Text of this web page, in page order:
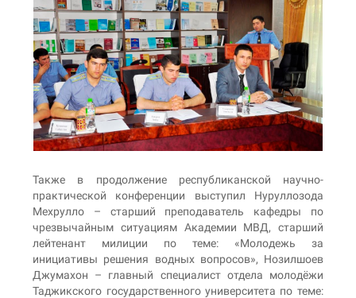
Также в продолжение республиканской научно-
практической конференции выступил Нуруллозода
Мехрулло – старший преподаватель кафедры по
чрезвычайным ситуациям Академии МВД, старший
лейтенант милиции по теме: «Молодежь за
инициативы решения водных вопросов», Нозилшоев
Джумахон – главный специалист отдела молодёжи
Таджикского государственного университета по теме: